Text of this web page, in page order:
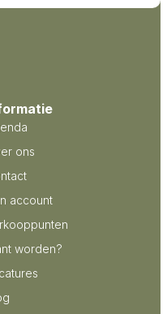
ons
account
worden?